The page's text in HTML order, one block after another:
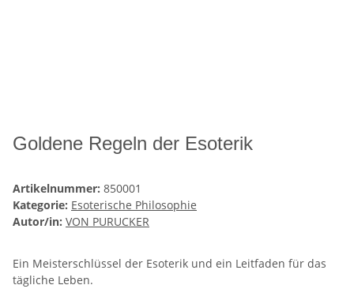
Goldene Regeln der Esoterik
Artikelnummer: 850001
Kategorie: Esoterische Philosophie
Autor/in: VON PURUCKER
Ein Meisterschlüssel der Esoterik und ein Leitfaden für das
tägliche Leben.